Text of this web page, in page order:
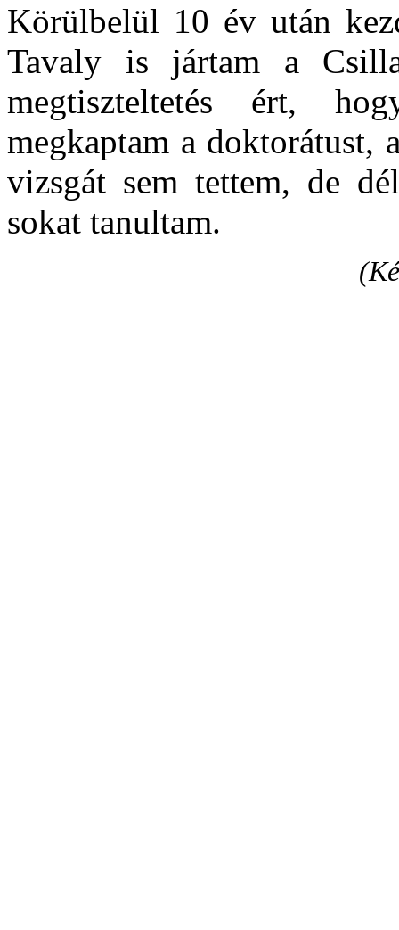
Körülbelül 10 év után
Tavaly is jártam a
megtiszteltetés ért,
megkaptam a doktorátust,
vizsgát sem tettem, de
sokat tanultam.